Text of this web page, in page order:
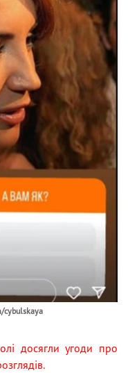
cybulskaya
досягли угоди про